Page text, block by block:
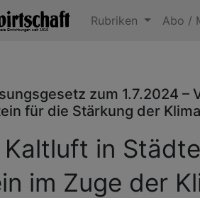
Rubriken Abo /
zum 1.7.2024
für die Stärkung der
Kaltluft in
im Zuge der